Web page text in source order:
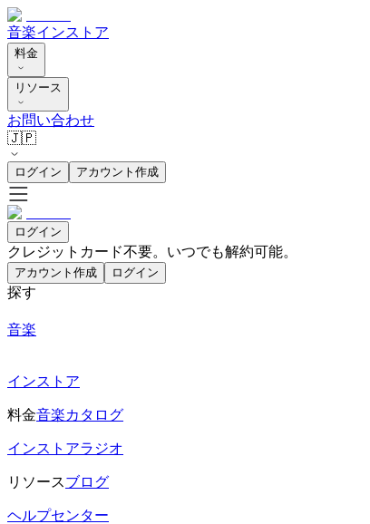
音楽インストア
料金
リソース
お問い合わせ
🇯🇵
ログイン アカウント作成
ログイン
クレジットカード不要。いつでも解約可能。
アカウント作成 ログイン
探す
音楽
インストア
料金音楽カタログ
インストアラジオ
リソースブログ
ヘルプセンター